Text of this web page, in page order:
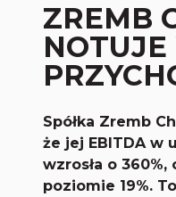
ZREMB
Spółka Zremb
że jej EBITDA w
wzrosła o
poziomie 19%.